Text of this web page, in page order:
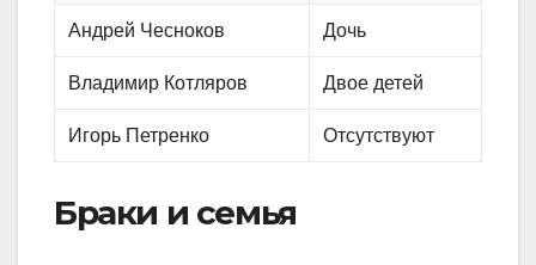
Андрей Чесноков Дочь
Владимир Котляров Двое детей
Игорь Петренко Отсутствуют
Браки и семья